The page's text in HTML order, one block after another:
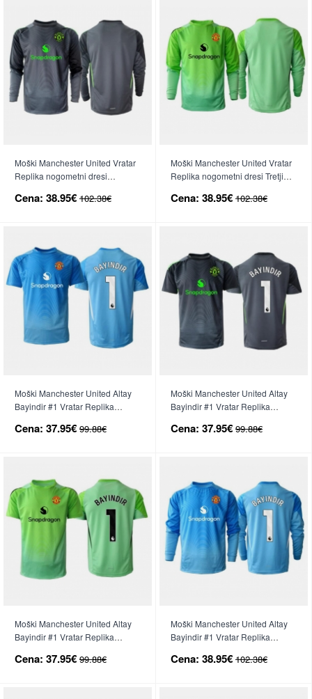
Moški Manchester United Vratar
Replika nogometni dresi
Cena: 38.95€ 102.38€
Moški Manchester United Vratar
Replika nogometni dresi Tretji
Cena: 38.95€ 102.38€
Moški Manchester United Altay
Bayindir #1 Vratar Replika
26 Kratek Rokav
Cena: 37.95€ 99.88€
Moški Manchester United Altay
Bayindir #1 Vratar Replika
26 Kratek Rokav
Cena: 37.95€ 99.88€
Moški Manchester United Altay
Bayindir #1 Vratar Replika
Kratek Rokav
Cena: 37.95€ 99.88€
Moški Manchester United Altay
Bayindir #1 Vratar Replika
26 Dolgi Rokav
Cena: 38.95€ 102.38€